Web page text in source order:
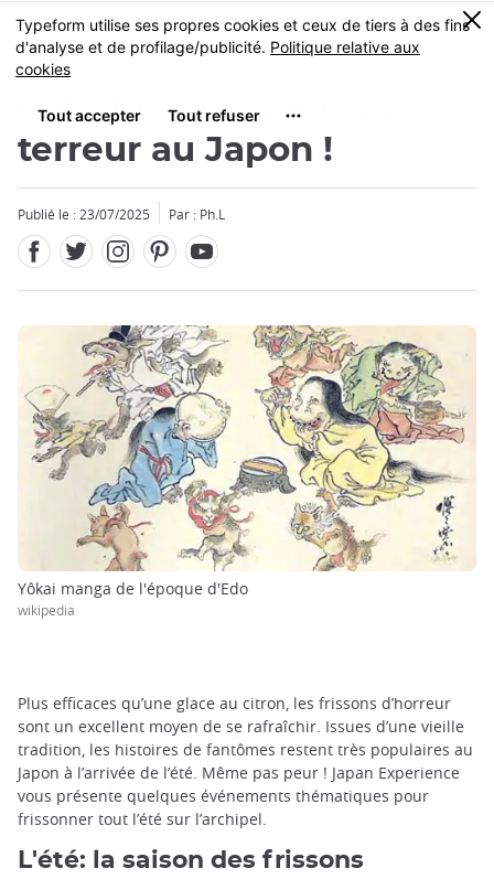
Skip
to
main
MENU
0
Cet été, frissonnez de
terreur au Japon !
Publié le : 23/07/2025 Par : Ph.L
Yôkai manga de l'époque d'Edo
wikipedia
Plus efficaces qu’une glace au citron, les frissons d’horreur
sont un excellent moyen de se rafraîchir. Issues d’une vieille
tradition, les histoires de fantômes restent très populaires au
Japon à l’arrivée de l’été. Même pas peur ! Japan Experience
vous présente quelques événements thématiques pour
frissonner tout l’été sur l’archipel.
L'été: la saison des frissons